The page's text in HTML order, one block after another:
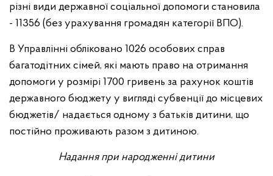
різні види державної соціальної допомоги становила
- 11356 (без урахування громадян категорії ВПО).
В Управлінні обліковано 1026 особових справ
багатодітних сімей, які мають право на отримання
допомоги у розмірі 1700 гривень за рахунок коштів
державного бюджету у вигляді субвенції до місцевих
бюджетів/ надається одному з батьків дитини, що
постійно проживають разом з дитиною.
Надання при народженні дитини